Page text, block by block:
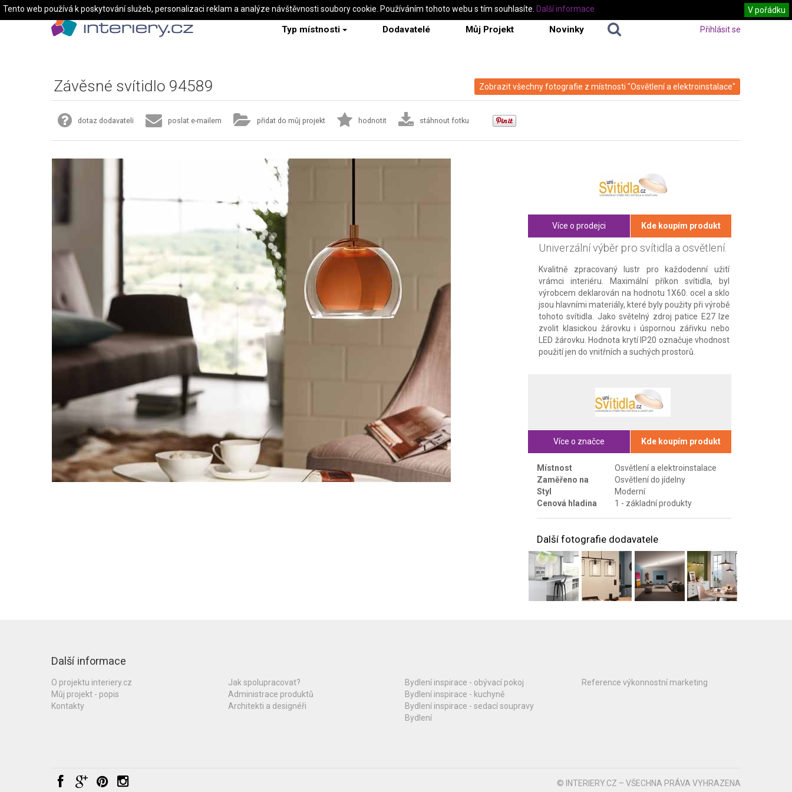
Typ místnosti Dodavatelé Můj Projekt Novinky Přihlásit se
Zobrazit všechny fotografie z místnosti "Osvětlení a elektroinstalace"
Závěsné svítidlo 94589
dotaz dodavateli poslat e-mailem přidat do můj projekt hodnotit stáhnout fotku
Více o prodejci Kde koupím produkt
Univerzální výběr pro svítidla a osvětlení.
Kvalitně zpracovaný lustr pro každodenní užití
vrámci interiéru. Maximální příkon svítidla, byl
výrobcem deklarován na hodnotu 1X60. ocel a sklo
jsou hlavními materiály, které byly použity při výrobě
tohoto svítidla. Jako světelný zdroj patice E27 lze
zvolit klasickou žárovku i úspornou zářivku nebo
LED žárovku. Hodnota krytí IP20 označuje vhodnost
použití jen do vnitřních a suchých prostorů.
Více o značce Kde koupím produkt
Místnost
Osvětlení a elektroinstalace
Zaměřeno na
Osvětlení do jídelny
Styl
Moderní
Cenová hladina
1 - základní produkty
Další fotografie dodavatele
Další informace
O projektu interiery.cz
Můj projekt - popis
Kontakty
Jak spolupracovat?
Administrace produktů
Architekti a designéři
Bydlení inspirace - obývací pokoj
Bydlení inspirace - kuchyně
Bydlení inspirace - sedací soupravy
Bydlení
Reference výkonnostní marketing
© INTERIERY.CZ – VŠECHNA PRÁVA VYHRAZENA
Tento web používá k poskytování služeb, personalizaci reklam a analýze návštěvnosti soubory cookie. Používáním tohoto webu s tím souhlasíte. V pořádku
Další informace